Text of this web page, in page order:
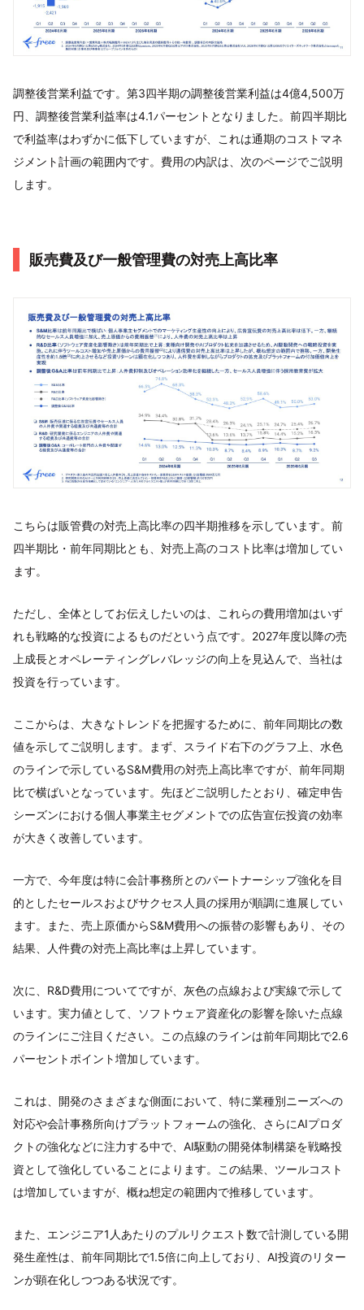
調整後営業利益です。第3四半期の調整後営業利益は4億4,500万
円、調整後営業利益率は4.1パーセントとなりました。前四半期比
で利益率はわずかに低下していますが、これは通期のコストマネ
ジメント計画の範囲内です。費用の内訳は、次のページでご説明
します。
販売費及び一般管理費の対売上高比率
こちらは販管費の対売上高比率の四半期推移を示しています。前
四半期比・前年同期比とも、対売上高のコスト比率は増加してい
ます。
ただし、全体としてお伝えしたいのは、これらの費用増加はいず
れも戦略的な投資によるものだという点です。2027年度以降の売
上成長とオペレーティングレバレッジの向上を見込んで、当社は
投資を行っています。
ここからは、大きなトレンドを把握するために、前年同期比の数
値を示してご説明します。まず、スライド右下のグラフ上、水色
のラインで示しているS&M費用の対売上高比率ですが、前年同期
比で横ばいとなっています。先ほどご説明したとおり、確定申告
シーズンにおける個人事業主セグメントでの広告宣伝投資の効率
が大きく改善しています。
一方で、今年度は特に会計事務所とのパートナーシップ強化を目
的としたセールスおよびサクセス人員の採用が順調に進展してい
ます。また、売上原価からS&M費用への振替の影響もあり、その
結果、人件費の対売上高比率は上昇しています。
次に、R&D費用についてですが、灰色の点線および実線で示して
います。実力値として、ソフトウェア資産化の影響を除いた点線
のラインにご注目ください。この点線のラインは前年同期比で2.6
パーセントポイント増加しています。
これは、開発のさまざまな側面において、特に業種別ニーズへの
対応や会計事務所向けプラットフォームの強化、さらにAIプロダ
クトの強化などに注力する中で、AI駆動の開発体制構築を戦略投
資として強化していることによります。この結果、ツールコスト
は増加していますが、概ね想定の範囲内で推移しています。
また、エンジニア1人あたりのプルリクエスト数で計測している開
発生産性は、前年同期比で1.5倍に向上しており、AI投資のリター
ンが顕在化しつつある状況です。